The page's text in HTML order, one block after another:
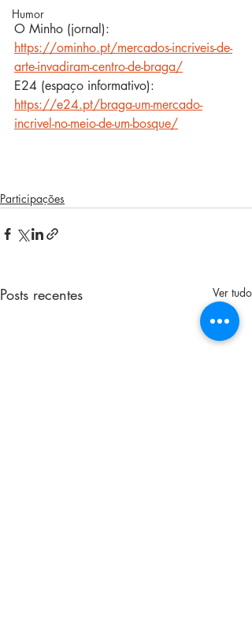
Humor
O Minho (jornal):
https://ominho.pt/mercados-incriveis-de-
arte-invadiram-centro-de-braga/
E24 (espaço informativo):
https://e24.pt/braga-um-mercado-
incrivel-no-meio-de-um-bosque/
Participações
Posts recentes Ver tudo